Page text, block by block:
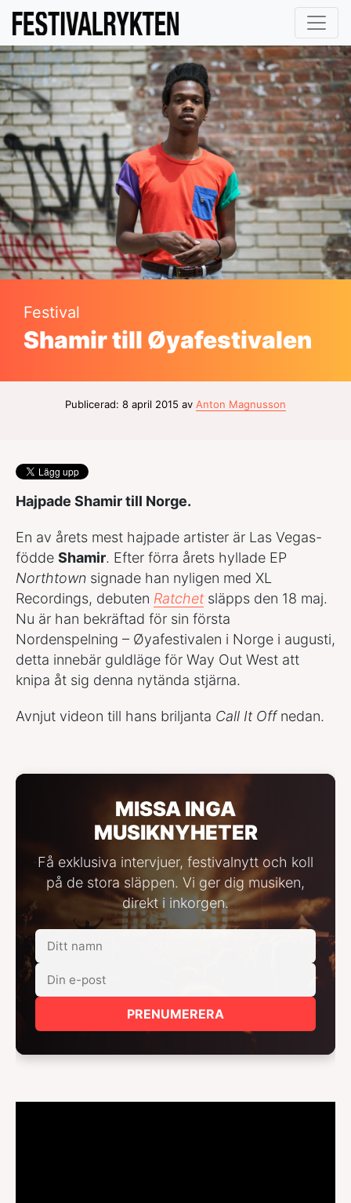
Festival
Shamir till Øyafestivalen
Publicerad: 8 april 2015 av Anton Magnusson
Hajpade Shamir till Norge.
En av årets mest hajpade artister är Las Vegas-
födde Shamir. Efter förra årets hyllade EP
Northtown signade han nyligen med XL
Recordings, debuten Ratchet släpps den 18 maj.
Nu är han bekräftad för sin första
Nordenspelning – Øyafestivalen i Norge i augusti,
detta innebär guldläge för Way Out West att
knipa åt sig denna nytända stjärna.
Avnjut videon till hans briljanta Call It Offnedan.
MISSA INGA
MUSIKNYHETER
Få exklusiva intervjuer, festivalnytt och koll
på de stora släppen. Vi ger dig musiken,
direkt i inkorgen.
PRENUMERERA